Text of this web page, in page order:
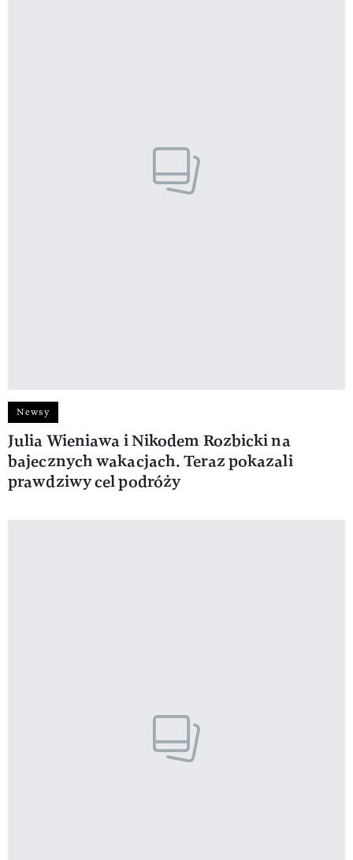
Newsy
Julia Wieniawa i Nikodem Rozbicki na
bajecznych wakacjach. Teraz pokazali
prawdziwy cel podróży